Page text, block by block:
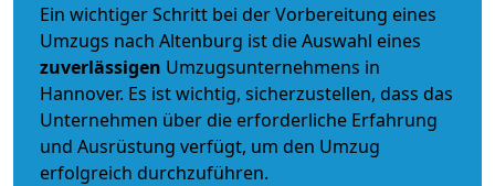
Ein wichtiger Schritt bei der Vorbereitung eines
Umzugs nach Altenburg ist die Auswahl eines
zuverlässigen Umzugsunternehmens in
Hannover. Es ist wichtig, sicherzustellen, dass das
Unternehmen über die erforderliche Erfahrung
und Ausrüstung verfügt, um den Umzug
erfolgreich durchzuführen.